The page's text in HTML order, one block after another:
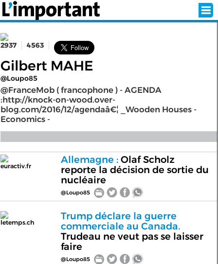
SÉLECTION DE L'ÉTÉ
ABONNEZ-VOUS À LA NEWSLETTER!
SUIVEZ NOUS:
< RETOUR À L'ACCUEIL
2937 4563
Gilbert MAHE
@Loupo85
@FranceMob ( francophone ) - AGENDA
:http://knock-on-wood.over-
blog.com/2016/12/agendaâ€¦ _Wooden Houses -
Economics -
euractiv.fr
Allemagne :Olaf Scholz
reporte la décision de sortie du
nucléaire
@Loupo85
letemps.ch
Trump déclare la guerre
commerciale au Canada.
Trudeau ne veut pas se laisser
faire
@Loupo85